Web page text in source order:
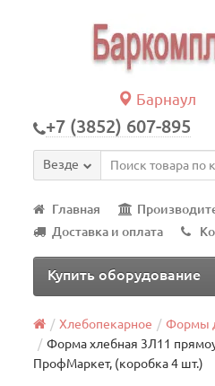
Барнаул
+7 (3852) 607-895
Везде
Главная
Доставка и оплата
Купить оборудование
Хлебопекарное Формы
Форма хлебная 3Л11
ПрофМаркет, (коробка 4 шт.)